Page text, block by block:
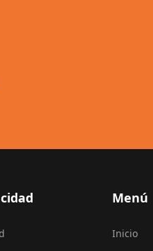
Menú
Inicio